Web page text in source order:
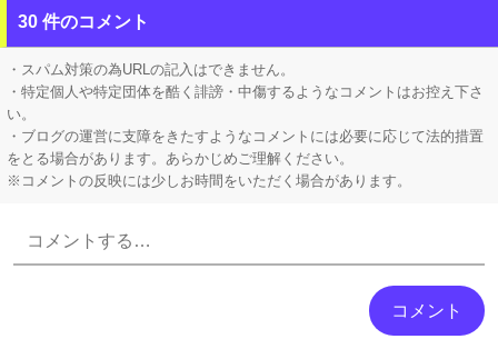
【極旨牛鉄板】 吉野家のステーキ定食1500円、ガチで美味そうｗｗｗ
【衝撃】 「かわいい虫」ランキング、ついに発表される
30 件のコメント
・スパム対策の為URLの記入はできません。
・特定個人や特定団体を酷く誹謗・中傷するようなコメントはお控え下さ
い。
・ブログの運営に支障をきたすようなコメントには必要に応じて法的措置
をとる場合があります。あらかじめご理解ください。
※コメントの反映には少しお時間をいただく場合があります。